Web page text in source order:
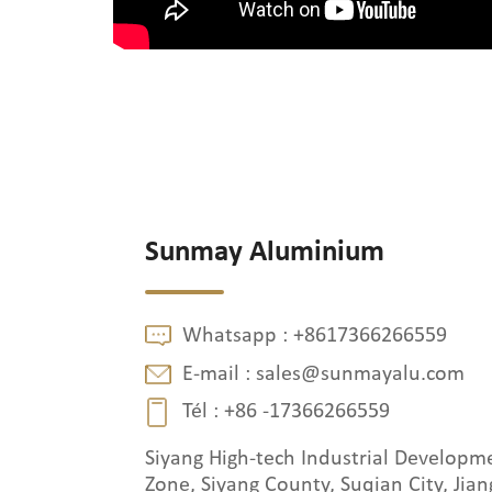
Sunmay Aluminium
Whatsapp : +8617366266559
E-mail : sales@sunmayalu.com
Tél : +86 -17366266559
Siyang High-tech Industrial
Zone, Siyang County, Suqian City,